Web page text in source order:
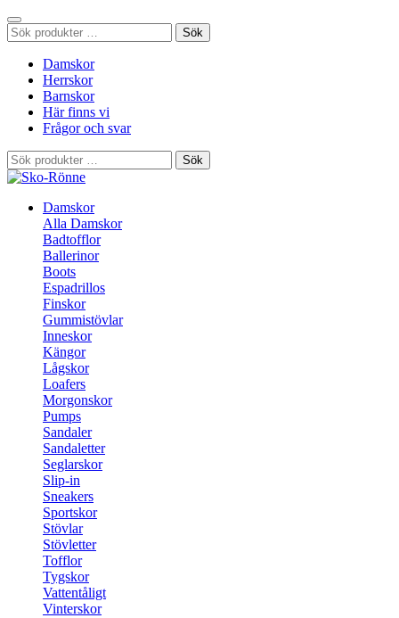
Sök
efter:
Sök
Damskor
Herrskor
Barnskor
Här finns vi
Frågor och svar
Sök
efter:
Sök
Damskor
Alla Damskor
Badtofflor
Ballerinor
Boots
Espadrillos
Finskor
Gummistövlar
Inneskor
Kängor
Lågskor
Loafers
Morgonskor
Pumps
Sandaler
Sandaletter
Seglarskor
Slip-in
Sneakers
Sportskor
Stövlar
Stövletter
Tofflor
Tygskor
Vattentåligt
Vinterskor